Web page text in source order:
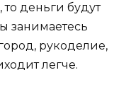
деньги будут
занимаетесь
рукоделие,
легче.